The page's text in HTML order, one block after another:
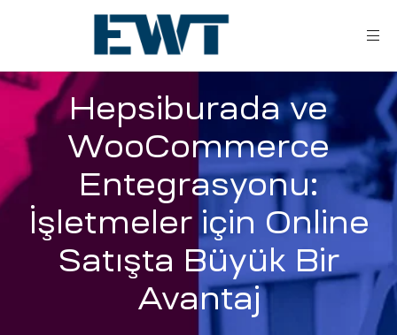
Hepsiburada ve
WooCommerce
Entegrasyonu:
İşletmeler için Online
Satışta Büyük Bir
Avantaj